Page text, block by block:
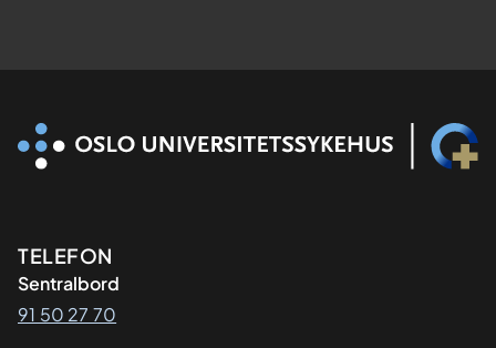
Kontaktinformasjon
TELEFON
Sentralbord
91 50 27 70